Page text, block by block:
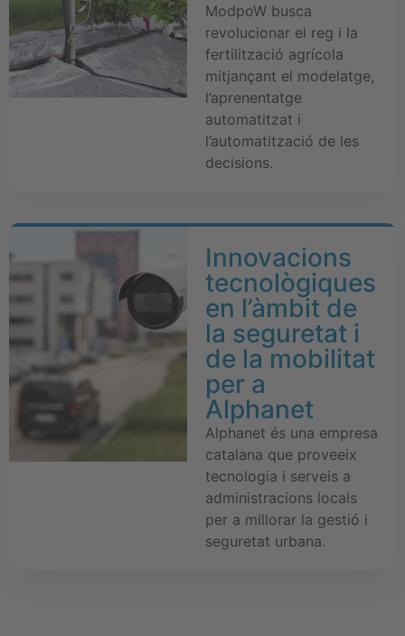
ModpoW busca
revolucionar el reg i la
fertilització agrícola
mitjançant el modelatge,
l’aprenentatge
automatitzat i
l’automatització de les
decisions.
Innovacions
tecnològiques
en l’àmbit de
la seguretat i
de la mobilitat
per a
Alphanet
Alphanet és una empresa
catalana que proveeix
tecnologia i serveis a
administracions locals
per a millorar la gestió i
seguretat urbana.